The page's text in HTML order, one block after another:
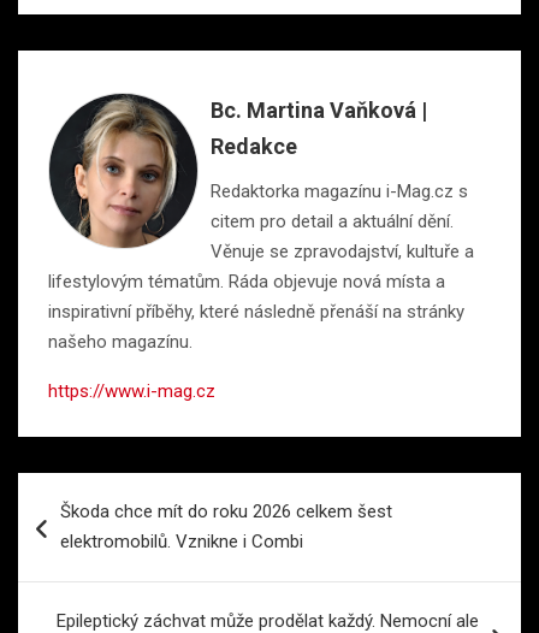
Bc. Martina Vaňková |
Redakce
Redaktorka magazínu i-Mag.cz s
citem pro detail a aktuální dění.
Věnuje se zpravodajství, kultuře a
lifestylovým tématům. Ráda objevuje nová místa a
inspirativní příběhy, které následně přenáší na stránky
našeho magazínu.
https://www.i-mag.cz
proŠkoda chce mít do roku 2026 celkem šest
elektromobilů. Vznikne i Combi
Epileptický záchvat může prodělat každý. Nemocní ale